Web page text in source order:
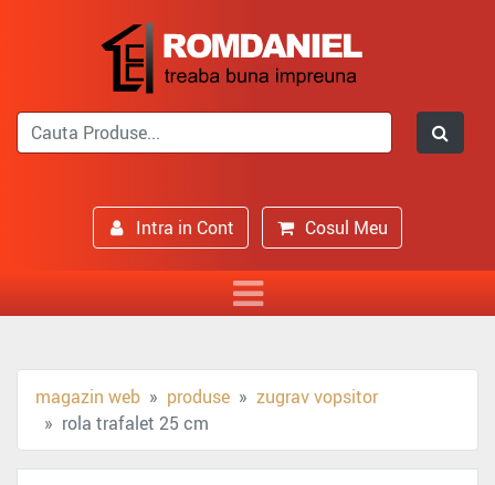
Intra in Cont Cosul Meu
magazin web produse
zugrav vopsitor
rola trafalet 25 cm